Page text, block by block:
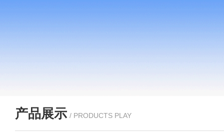
产品展示 / PRODUCTS PLAY